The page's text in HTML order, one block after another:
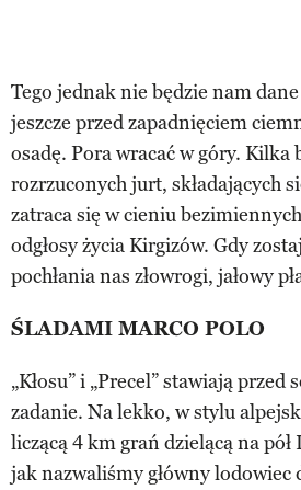
Tego jednak nie będzie nam
jeszcze przed zapadnięciem
osadę. Pora wracać w góry. Kilka
rozrzuconych jurt, składających
zatraca się w cieniu
odgłosy życia Kirgizów. Gdy
pochłania nas złowrogi, jałowy
ŚLADAMI MARCO POLO
„Kłosu” i „Precel” stawiają przed
zadanie. Na lekko, w stylu
liczącą 4 km grań dzielącą na
jak nazwaliśmy główny